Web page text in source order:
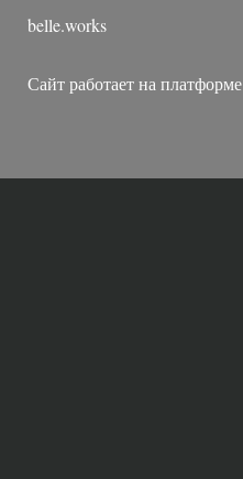
belle.works
Сайт работает на платформе